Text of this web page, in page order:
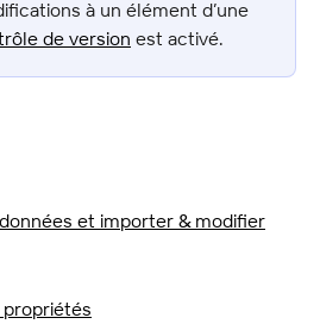
à un élément d’une
de version est activé.
et importer & modifier
propriétés